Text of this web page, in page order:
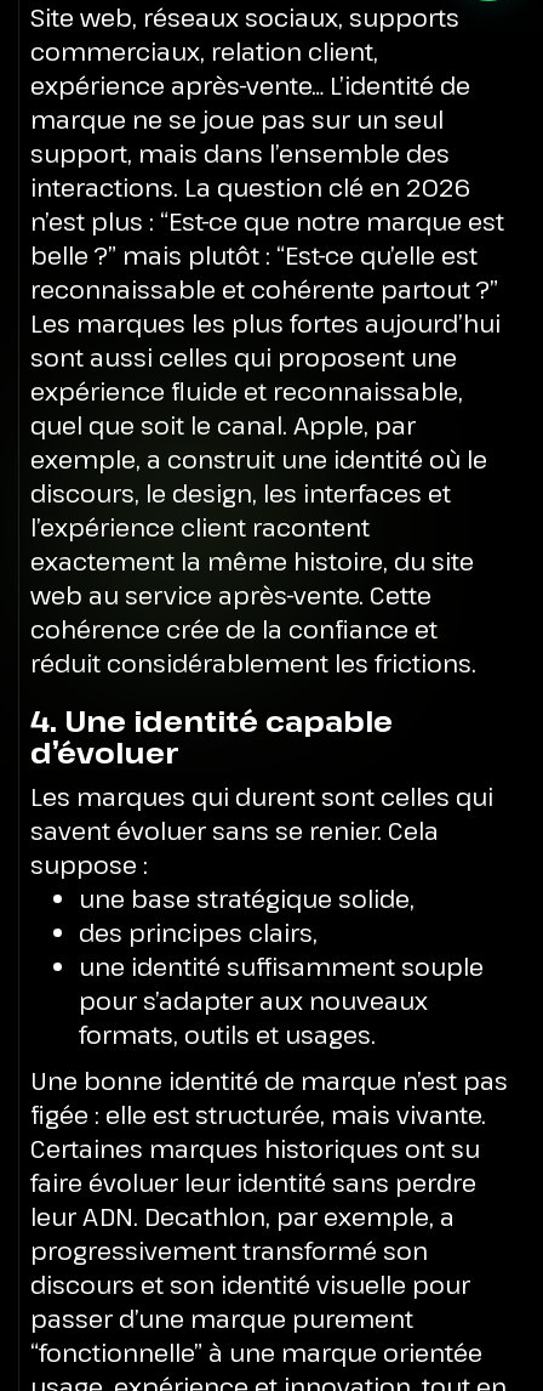
Site web, réseaux sociaux, supports
commerciaux, relation client,
expérience après-vente… L’identité de
marque ne se joue pas sur un seul
support, mais dans l’ensemble des
interactions. La question clé en 2026
n’est plus : “Est-ce que notre marque est
belle ?” mais plutôt : “Est-ce qu’elle est
reconnaissable et cohérente partout ?”
Les marques les plus fortes aujourd’hui
sont aussi celles qui proposent une
expérience fluide et reconnaissable,
quel que soit le canal. Apple, par
exemple, a construit une identité où le
discours, le design, les interfaces et
l’expérience client racontent
exactement la même histoire, du site
web au service après-vente. Cette
cohérence crée de la confiance et
réduit considérablement les frictions.
4. Une identité capable
d’évoluer
Les marques qui durent sont celles qui
savent évoluer sans se renier. Cela
suppose :
une base stratégique solide,
des principes clairs,
une identité suffisamment souple
pour s’adapter aux nouveaux
formats, outils et usages.
Une bonne identité de marque n’est pas
figée : elle est structurée, mais vivante.
Certaines marques historiques ont su
faire évoluer leur identité sans perdre
leur ADN. Decathlon, par exemple, a
progressivement transformé son
discours et son identité visuelle pour
passer d’une marque purement
“fonctionnelle” à une marque orientée